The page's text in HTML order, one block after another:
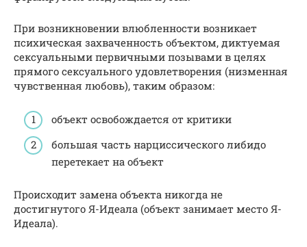
При возникновении влюбленности возникает
психическая захваченность объектом, диктуемая
сексуальными первичными позывами в целях
прямого сексуального удовлетворения (низменная
чувственная любовь), таким образом:
объект освобождается от критики
большая часть нарциссического либидо
перетекает на объект
Происходит замена объекта никогда не
достигнутого Я-Идеала (объект занимает место Я-
Идеала).